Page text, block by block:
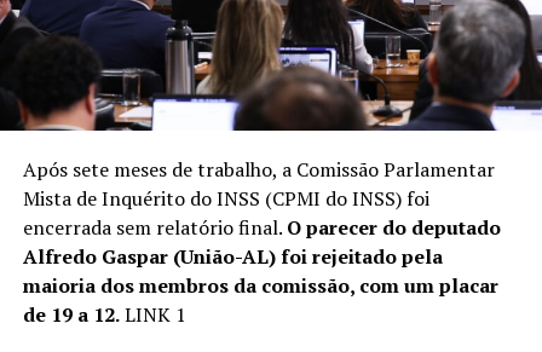
Após sete meses de trabalho, a Comissão Parlamentar
Mista de Inquérito do INSS (CPMI do INSS) foi
encerrada sem relatório final. O parecer do deputado
Alfredo Gaspar (União-AL) foi rejeitado pela
maioria dos membros da comissão, com um placar
de 19 a 12.LINK 1